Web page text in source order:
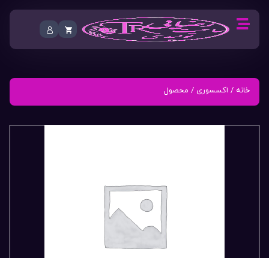
خانه / اکسسوری / محصول